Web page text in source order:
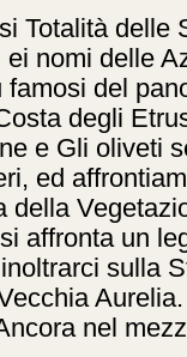
Totalità delle
nomi delle
del
degli
e Gli oliveti
ed
della
affronta un
sulla
nel